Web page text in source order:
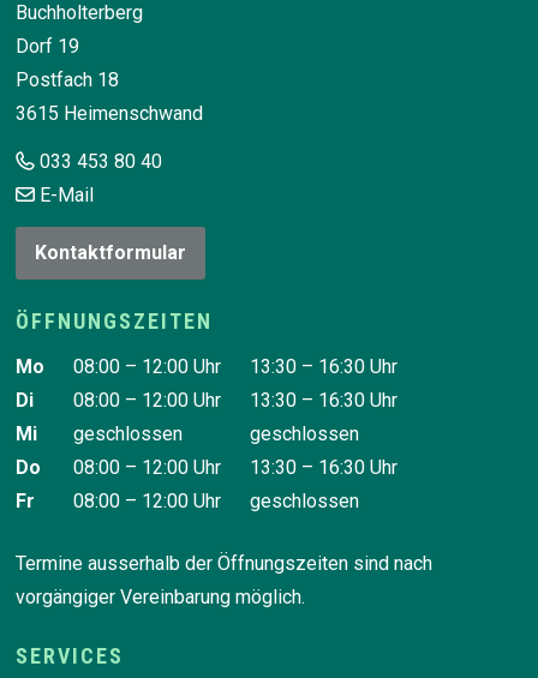
Buchholterberg
Dorf 19
Postfach 18
3615 Heimenschwand
033 453 80 40
E-Mail
Kontaktformular
ÖFFNUNGSZEITEN
Wochentag Vormittag Nachmittag
Mo 08:00 – 12:00 Uhr
13:30 – 16:30 Uhr
Di
08:00 – 12:00 Uhr
13:30 – 16:30 Uhr
Mi
geschlossen
geschlossen
Do
08:00 – 12:00 Uhr
13:30 – 16:30 Uhr
Fr
08:00 – 12:00 Uhr geschlossen
Termine ausserhalb der Öffnungszeiten sind nach
vorgängiger Vereinbarung möglich.
SERVICES